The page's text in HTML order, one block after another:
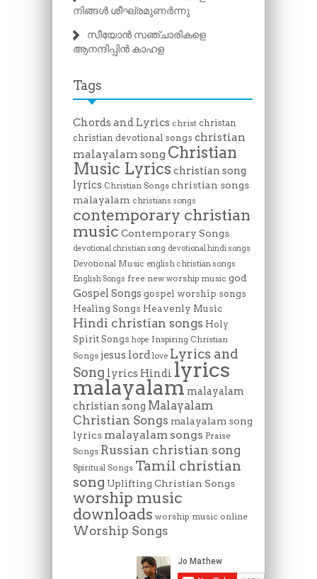
നിങ്ങൾ ശീഘ്രമുണർന്നു
സീയോൻ സഞ്ചാരികളെ
ആനന്ദിപ്പിൻ കാഹള
Tags
Chords and Lyrics christ christan
christian devotional songs christian
malayalam song Christian
Music Lyrics christian song
lyrics Christian Songs christian songs
malayalam christians songs
contemporary christian
music Contemporary Songs
devotional christian song devotional hindi songs
Devotional Music english christian songs
English Songs free new worship music god
Gospel Songs gospel worship songs
Healing Songs Heavenly Music
Hindi christian songs Holy
Spirit Songs hope Inspiring Christian
Songs jesus lord love Lyrics and
Song lyrics Hindi lyrics
malayalam malayalam
christian song Malayalam
Christian Songs malayalam song
lyrics malayalam songs Praise
Songs Russian christian song
Spiritual Songs Tamil christian
song Uplifting Christian Songs
worship music
downloads worship music online
Worship Songs